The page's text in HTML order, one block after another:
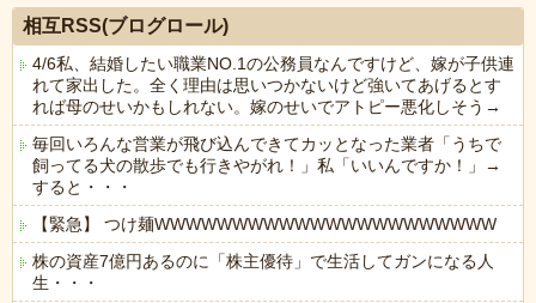
相互RSS(ブログロール)
4/6私、結婚したい職業NO.1の公務員なんですけど、嫁が子供連
れて家出した。全く理由は思いつかないけど強いてあげるとす
れば母のせいかもしれない。嫁のせいでアトピー悪化しそう→
毎回いろんな営業が飛び込んできてカッとなった業者「うちで
飼ってる犬の散歩でも行きやがれ！」私「いいんですか！」→
すると・・・
【緊急】 つけ麺WWWWWWWWWWWWWWWWWWWWWW
株の資産7億円あるのに「株主優待」で生活してガンになる人
生・・・